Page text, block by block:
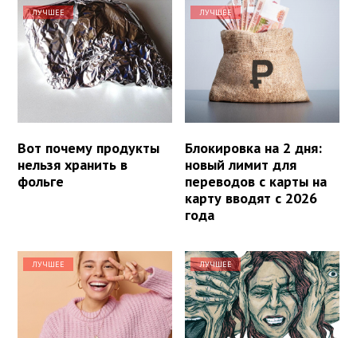
ЛУЧШЕЕ
Вот почему продукты
нельзя хранить в
фольге
ЛУЧШЕЕ
Блокировка на 2 дня:
новый лимит для
переводов с карты на
карту вводят с 2026
года
ЛУЧШЕЕ ЛУЧШЕЕ